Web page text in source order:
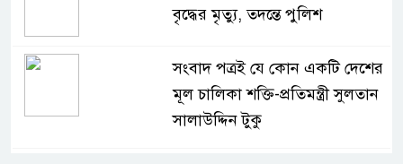
বৃদ্ধের মৃত্যু, তদন্তে পুলিশ
সংবাদ পত্রই যে কোন একটি দেশের
মূল চালিকা শক্তি-প্রতিমন্ত্রী সুলতান
সালাউদ্দিন টুকু